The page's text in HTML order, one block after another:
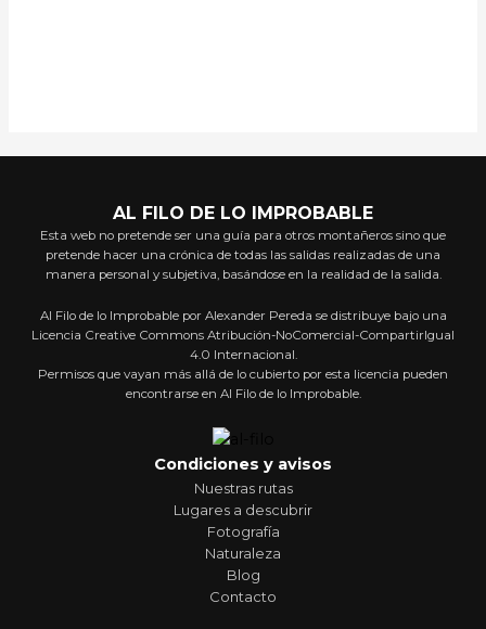
AL FILO DE LO IMPROBABLE
Esta web no pretende ser una guía para otros montañeros sino que
pretende hacer una crónica de todas las salidas realizadas de una
manera personal y subjetiva, basándose en la realidad de la salida.
Al Filo de lo Improbable por Alexander Pereda se distribuye bajo una
Licencia Creative Commons Atribución-NoComercial-CompartirIgual
4.0 Internacional.
Permisos que vayan más allá de lo cubierto por esta licencia pueden
encontrarse en Al Filo de lo Improbable.
Condiciones y avisos
Nuestras rutas
Lugares a descubrir
Fotografía
Naturaleza
Blog
Contacto